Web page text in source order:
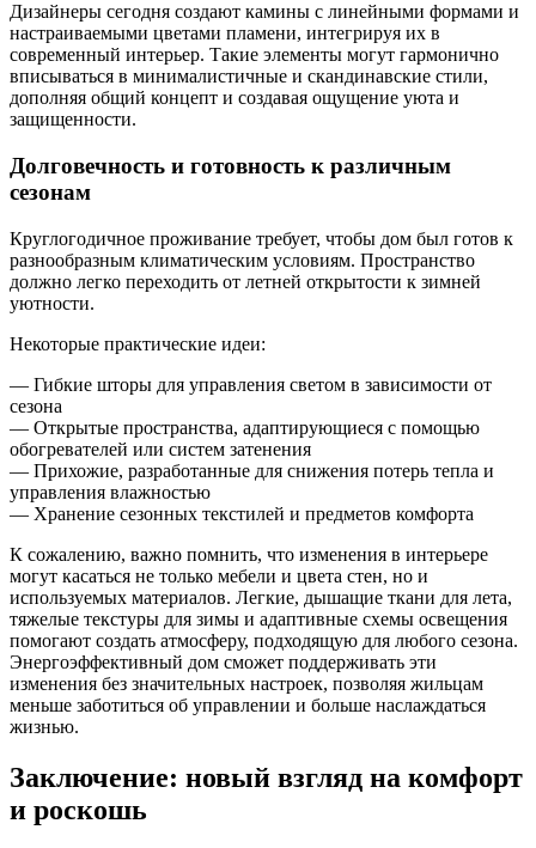
Дизайнеры сегодня создают камины с линейными формами и
настраиваемыми цветами пламени, интегрируя их в
современный интерьер. Такие элементы могут гармонично
вписываться в минималистичные и скандинавские стили,
дополняя общий концепт и создавая ощущение уюта и
защищенности.
Долговечность и готовность к различным
сезонам
Круглогодичное проживание требует, чтобы дом был готов к
разнообразным климатическим условиям. Пространство
должно легко переходить от летней открытости к зимней
уютности.
Некоторые практические идеи:
— Гибкие шторы для управления светом в зависимости от
сезона
— Открытые пространства, адаптирующиеся с помощью
обогревателей или систем затенения
— Прихожие, разработанные для снижения потерь тепла и
управления влажностью
— Хранение сезонных текстилей и предметов комфорта
К сожалению, важно помнить, что изменения в интерьере
могут касаться не только мебели и цвета стен, но и
используемых материалов. Легкие, дышащие ткани для лета,
тяжелые текстуры для зимы и адаптивные схемы освещения
помогают создать атмосферу, подходящую для любого сезона.
Энергоэффективный дом сможет поддерживать эти
изменения без значительных настроек, позволяя жильцам
меньше заботиться об управлении и больше наслаждаться
жизнью.
Заключение: новый взгляд на комфорт
и роскошь